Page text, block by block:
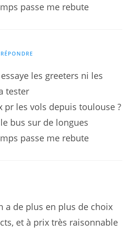
passe me rebute
RÉPONDRE
les greeters ni les
tester
pr les vols depuis toulouse ?
bus sur de longues
passe me rebute
a de plus en plus de choix
et à prix très raisonnable